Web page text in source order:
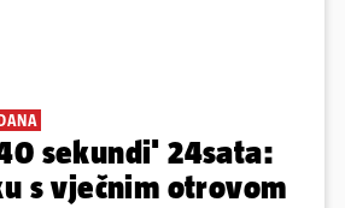
sekundi' 24sata:
s vječnim otrovom